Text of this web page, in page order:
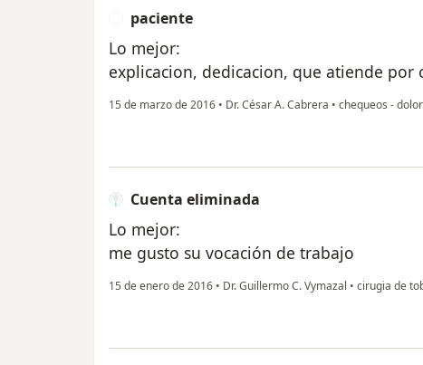
paciente
Lo mejor:
explicacion, dedicacion, que atiende por
15 de marzo de 2016 • Dr. César A. Cabrera • chequeos -
Cuenta eliminada
Lo mejor:
me gusto su vocación de trabajo
15 de enero de 2016 • Dr. Guillermo C. Vymazal • cirugia de